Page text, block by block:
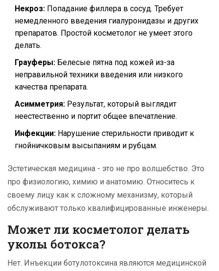
Некроз: Попадание филлера в сосуд. Требует
немедленного введения гиалуронидазы и других
препаратов. Простой косметолог не умеет этого
делать.
Грауферы: Белесые пятна под кожей из-за
неправильной техники введения или низкого
качества препарата.
Асимметрия: Результат, который выглядит
неестественно и портит общее впечатление.
Инфекции: Нарушение стерильности приводит к
гнойничковым высыпаниям и рубцам.
Эстетическая медицина - это не про волшебство. Это
про физиологию, химию и анатомию. Относитесь к
своему лицу как к сложному механизму, который
обслуживают только квалифицированные инженеры.
Может ли косметолог делать
уколы ботокса?
Нет. Инъекции ботулотоксина являются медицинской